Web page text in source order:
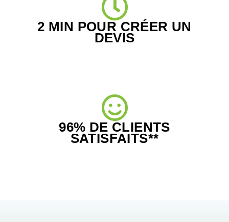
2 MIN POUR CRÉER UN
DEVIS
96% DE CLIENTS
SATISFAITS**